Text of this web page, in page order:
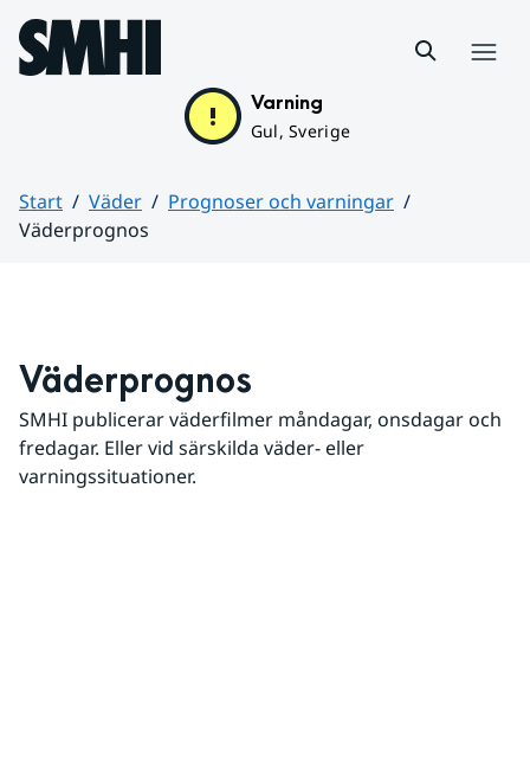
Hoppa till sidans innehåll
Varning
Gul, Sverige
Start Väder
Prognoser och varningar
Väderprognos
Väderprognos
SMHI publicerar väderfilmer måndagar, onsdagar och
fredagar. Eller vid särskilda väder- eller
varningssituationer.